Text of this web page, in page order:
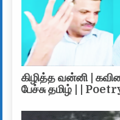
கிழித்த வன்னி |
பேச்சு தமிழ் | |